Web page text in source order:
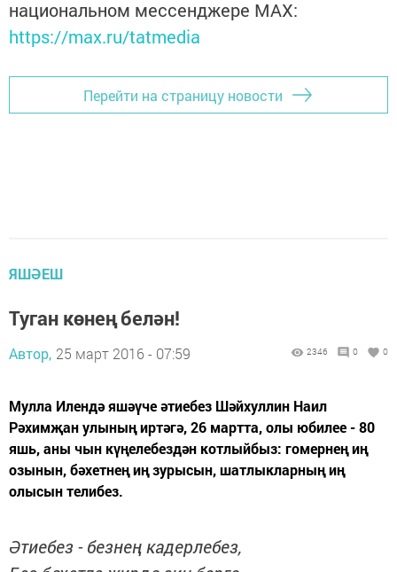
национальном мессенджере MАХ:
https://max.ru/tatmedia
Перейти на страницу новости
ЯШӘЕШ
Туган көнең белән!
Автор, 25 март 2016 - 07:59 2346 0 0
Мулла Илендә яшәүче әтиебез Шәйхуллин Наил
Рәхимҗан улының иртәгә, 26 мартта, олы юбилее - 80
яшь, аны чын күңелебездән котлыйбыз: гомернең иң
озынын, бәхетнең иң зурысын, шатлыкларның иң
олысын телибез.
Әтиебез - безнең кадерлебез,